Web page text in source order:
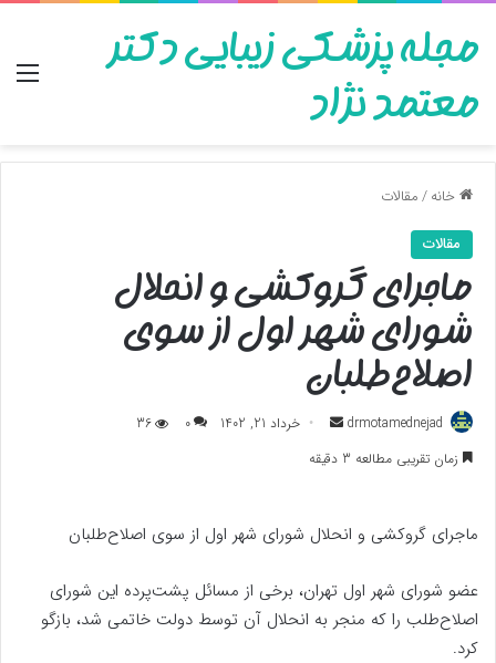
مجله پزشکی زیبایی دکتر
معتمد نژاد
خانه/مقالات
مقالات
ماجرای گروکشی و انحلال
شورای شهر اول از سوی
اصلاح‌طلبان
drmotamednejad
ارسال
به
خرداد 21, 1402 0
36
زمان تقریبی مطالعه 3 دقیقه
ماجرای گروکشی و انحلال شورای شهر اول از سوی اصلاح‌طلبان
عضو شورای شهر اول تهران، برخی از مسائل پشت‌پرده این شورای
اصلاح‌طلب را که منجر به انحلال آن توسط دولت خاتمی شد، بازگو
کرد.